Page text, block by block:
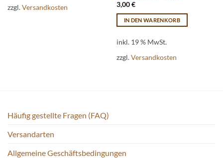
zzgl.Versandkosten
3,00€
IN DEN WARENKORB
inkl. 19 % MwSt.
zzgl.Versandkosten
Häufig gestellte Fragen (FAQ)
Versandarten
Allgemeine Geschäftsbedingungen